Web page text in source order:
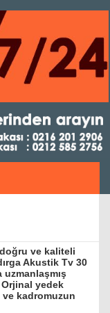
ve kaliteli
Akustik Tv 30
uzmanlaşmış
yedek
ve kadromuzun